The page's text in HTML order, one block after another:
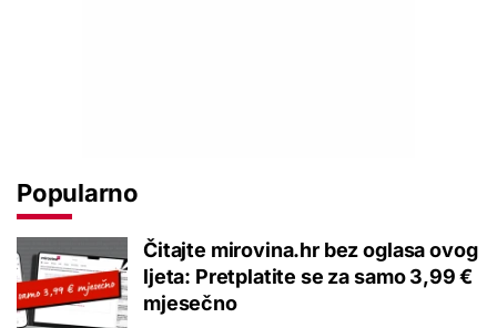
Popularno
Čitajte mirovina.hr bez oglasa ovog
ljeta: Pretplatite se za samo 3,99 €
mjesečno